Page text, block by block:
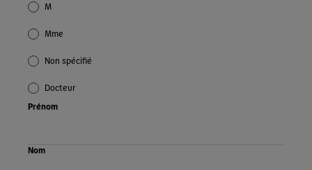
M
Mme
Non spécifié
Docteur
Prénom
Nom